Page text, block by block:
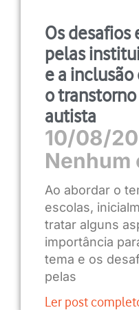
Os
pelas
e a
o
autista
10/08/
Nenhum
Ao abordar o
escolas,
tratar alguns
importância
tema e os
pelas
Ler post